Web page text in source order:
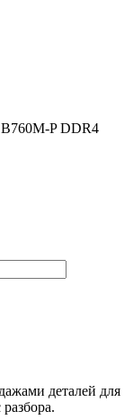
P DDR4
деталей для